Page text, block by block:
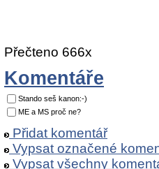
Přečteno 666x
Komentáře
Stando seš kanon:-)
ME a MS proč ne?
Přidat komentář
Vypsat označené
Vypsat všechny